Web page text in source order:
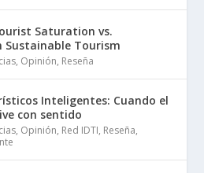
Saturation vs.
Sustainable Tourism
, Opinión, Reseña
Inteligentes: Cuando el
con sentido
, Opinión, Red IDTI, Reseña,